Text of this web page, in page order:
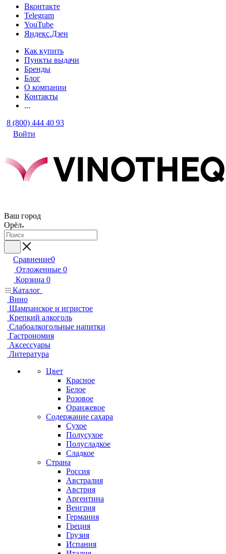
Вконтакте
Telegram
YouTube
Яндекс.Дзен
Как купить
Пункты выдачи
Бренды
Блог
О компании
Контакты
...
8 (800) 444 40 93
Войти
Ваш город
Орёл
Сравнение0
Отложенные 0
Корзина 0
Каталог
Вино
Шампанское и игристое
Крепкий алкоголь
Слабоалкогольные напитки
Гастрономия
Аксессуары
Литература
Цвет
Красное
Белое
Розовое
Оранжевое
Содержание сахара
Сухое
Полусухое
Полусладкое
Сладкое
Страна
Россия
Австралия
Австрия
Аргентина
Венгрия
Германия
Греция
Грузия
Испания